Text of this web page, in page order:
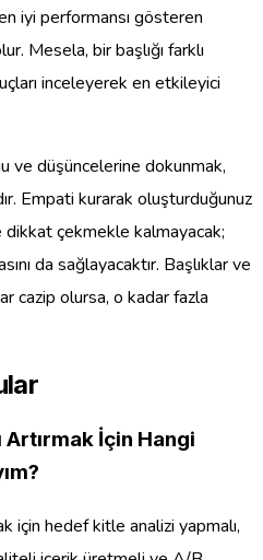
en iyi performansı gösteren
Mesela, bir başlığı farklı
inceleyerek en etkileyici
ve düşüncelerine dokunmak,
Empati kurarak oluşturduğunuz
çekmekle kalmayacak;
da sağlayacaktır. Başlıklar ve
cazip olursa, o kadar fazla
Artırmak İçin Hangi
için hedef kitle analizi yapmalı,